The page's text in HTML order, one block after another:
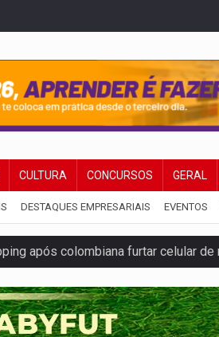
CULTURA CONCURSOS GERAL
DESTAQUES EMPRESARIAIS EVENTOS
após colombiana furtar celular de
produtividade e rotina nas
mais suficiente para comprovar